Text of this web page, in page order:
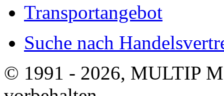
Transportangebot
Suche nach
© 1991 - 2026, MULTIP